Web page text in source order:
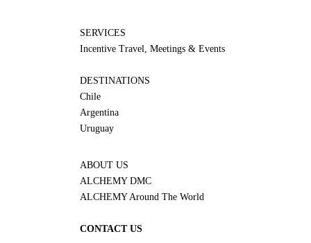
SERVICES
Incentive Travel, Meetings & Events
DESTINATIONS
Chile
Argentina
Uruguay
ABOUT US
ALCHEMY DMC
ALCHEMY Around The World
CONTACT US